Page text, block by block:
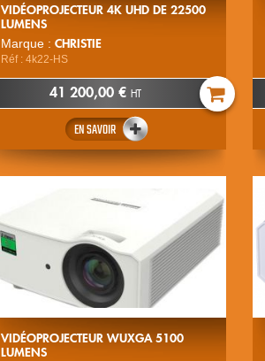
VIDÉOPROJECTEUR 4K UHD DE 22500
LUMENS
Marque : CHRISTIE
Réf : 4k22-HS
41 200,00 €HT
EN SAVOIR
VIDÉOPROJECTEUR WUXGA 5100
LUMENS